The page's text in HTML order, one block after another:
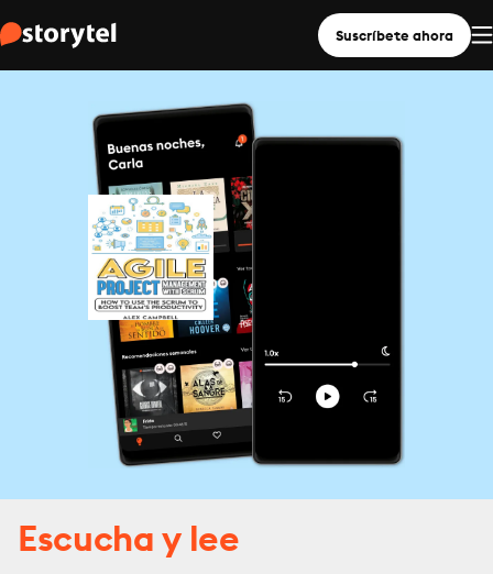
Suscríbete ahora
Escucha y lee